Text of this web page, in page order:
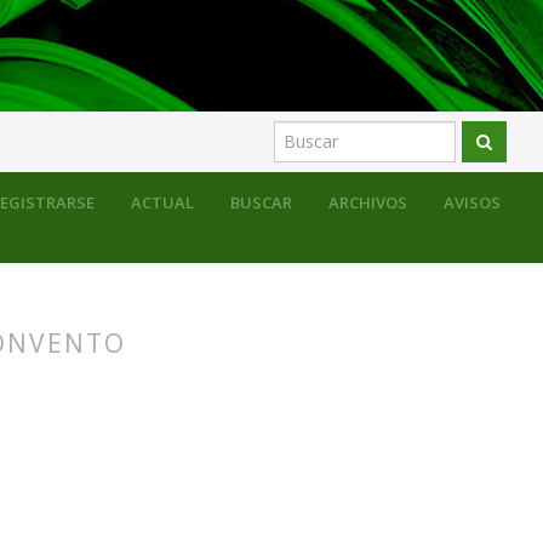
ACTUAL BUSCAR ARCHIVOS AVISOS